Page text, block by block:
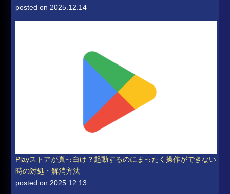
posted on 2025.12.14
Playストアが真っ白け？起動するのにまったく操作ができない
時の対処・解消方法
posted on 2025.12.13